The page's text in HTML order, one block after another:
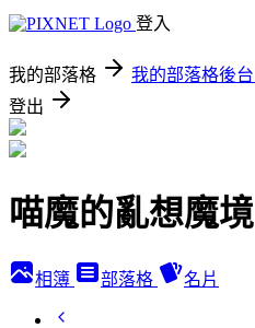
登入
我的部落格 我的部落格後台
登出
喵魔的亂想魔境
相簿 部落格 名片